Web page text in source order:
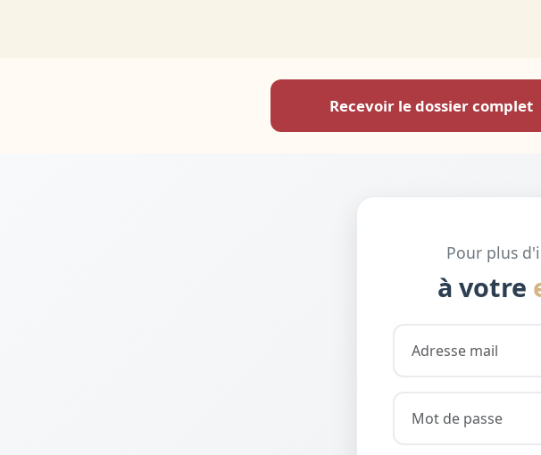
Recevoir le dossier complet
Pour plus
à votre